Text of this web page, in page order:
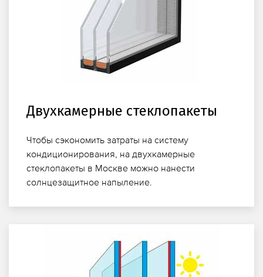
Двухкамерные стеклопакеты
Чтобы сэкономить затраты на систему
кондиционирования, на двухкамерные
стеклопакеты в Москве можно нанести
солнцезащитное напыление.